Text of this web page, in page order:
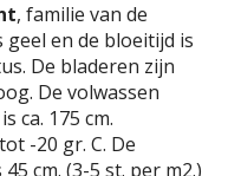
, familie van de
geel en de bloeitijd is
De bladeren zijn
De volwassen
ca. 175 cm.
-20 gr. C. De
cm. (3-5 st. per m2.)